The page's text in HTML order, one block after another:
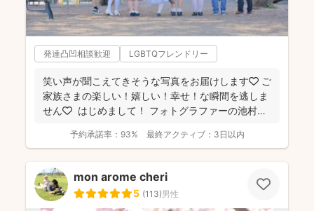
発達凸凹相談歓迎 LGBTQフレンドリー
笑い声が聞こえてきそうな写真をお届けします🧡 ご
家族さまの楽しい！嬉しい！幸せ！な瞬間を逃しま
せん🧡 ⁡ はじめまして！ フォトグラファーの池村
予約承諾率： 93% 最終アクティブ： 3日以内
mon arome cheri
5 (113)男性